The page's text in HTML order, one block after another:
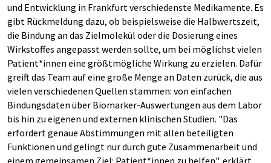
und Entwicklung in Frankfurt verschiedenste Medikamente. Es
gibt Rückmeldung dazu, ob beispielsweise die Halbwertszeit,
die Bindung an das Zielmolekül oder die Dosierung eines
Wirkstoffes angepasst werden sollte, um bei möglichst vielen
Patient*innen eine größtmögliche Wirkung zu erzielen. Dafür
greift das Team auf eine große Menge an Daten zurück, die aus
vielen verschiedenen Quellen stammen: von einfachen
Bindungsdaten über Biomarker-Auswertungen aus dem Labor
bis hin zu eigenen und externen klinischen Studien. "Das
erfordert genaue Abstimmungen mit allen beteiligten
Funktionen und gelingt nur durch gute Zusammenarbeit und
einem gemeinsamen Ziel: Patient*innen zu helfen", erklärt